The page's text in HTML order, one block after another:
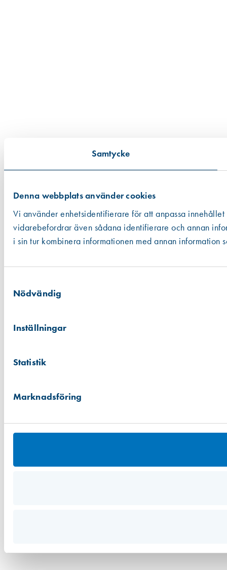
Samtycke
Denna webbplats använder cookies
Vi använder enhetsidentifierare för att anpassa
vidarebefordrar även sådana identifierare och annan
i sin tur kombinera informationen med annan
Nödvändig
Inställningar
Statistik
Marknadsföring